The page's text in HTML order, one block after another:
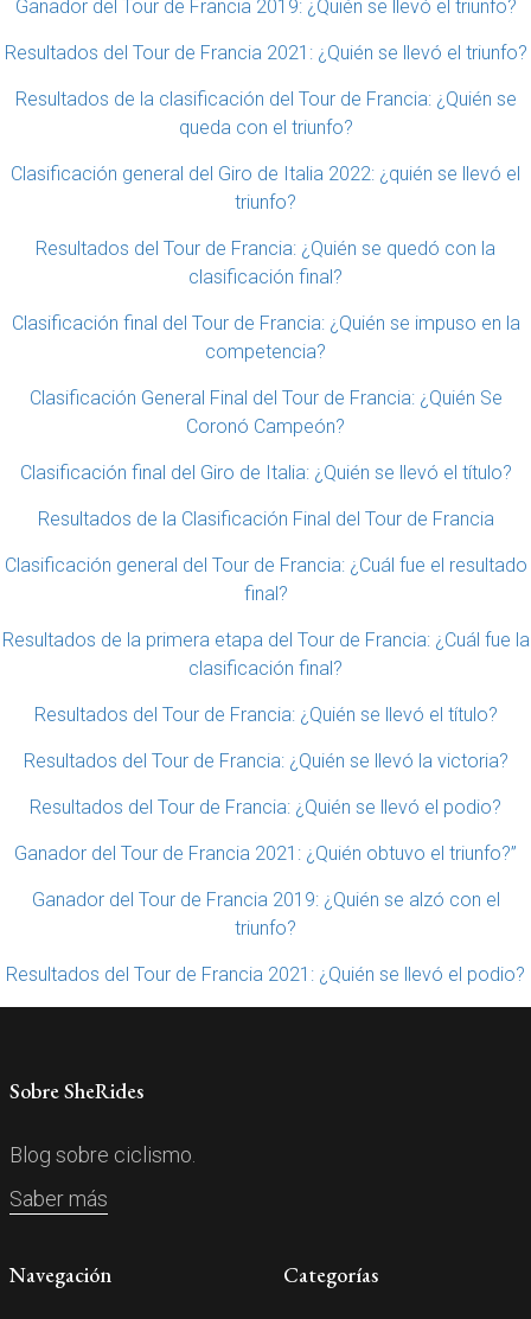
Ganador del Tour de Francia 2019: ¿Quién se llevó el triunfo?
Resultados del Tour de Francia 2021: ¿Quién se llevó el triunfo?
Resultados de la clasificación del Tour de Francia: ¿Quién se
queda con el triunfo?
Clasificación general del Giro de Italia 2022: ¿quién se llevó el
triunfo?
Resultados del Tour de Francia: ¿Quién se quedó con la
clasificación final?
Clasificación final del Tour de Francia: ¿Quién se impuso en la
competencia?
Clasificación General Final del Tour de Francia: ¿Quién Se
Coronó Campeón?
Clasificación final del Giro de Italia: ¿Quién se llevó el título?
Resultados de la Clasificación Final del Tour de Francia
Clasificación general del Tour de Francia: ¿Cuál fue el resultado
final?
Resultados de la primera etapa del Tour de Francia: ¿Cuál fue la
clasificación final?
Resultados del Tour de Francia: ¿Quién se llevó el título?
Resultados del Tour de Francia: ¿Quién se llevó la victoria?
Resultados del Tour de Francia: ¿Quién se llevó el podio?
Ganador del Tour de Francia 2021: ¿Quién obtuvo el triunfo?”
Ganador del Tour de Francia 2019: ¿Quién se alzó con el
triunfo?
Resultados del Tour de Francia 2021: ¿Quién se llevó el podio?
Sobre SheRides
Blog sobre ciclismo.
Saber más
Navegación Categorías